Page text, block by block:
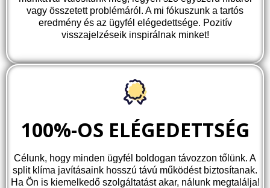
vagy összetett problémáról. A mi fókuszunk a tartós
eredmény és az ügyfél elégedettsége. Pozitív
visszajelzéseik inspirálnak minket!
100%-OS ELÉGEDETTSÉG
Célunk, hogy minden ügyfél boldogan távozzon tőlünk. A
split klíma javításaink hosszú távú működést biztosítanak.
Ha Ön is kiemelkedő szolgáltatást akar, nálunk megtalálja!